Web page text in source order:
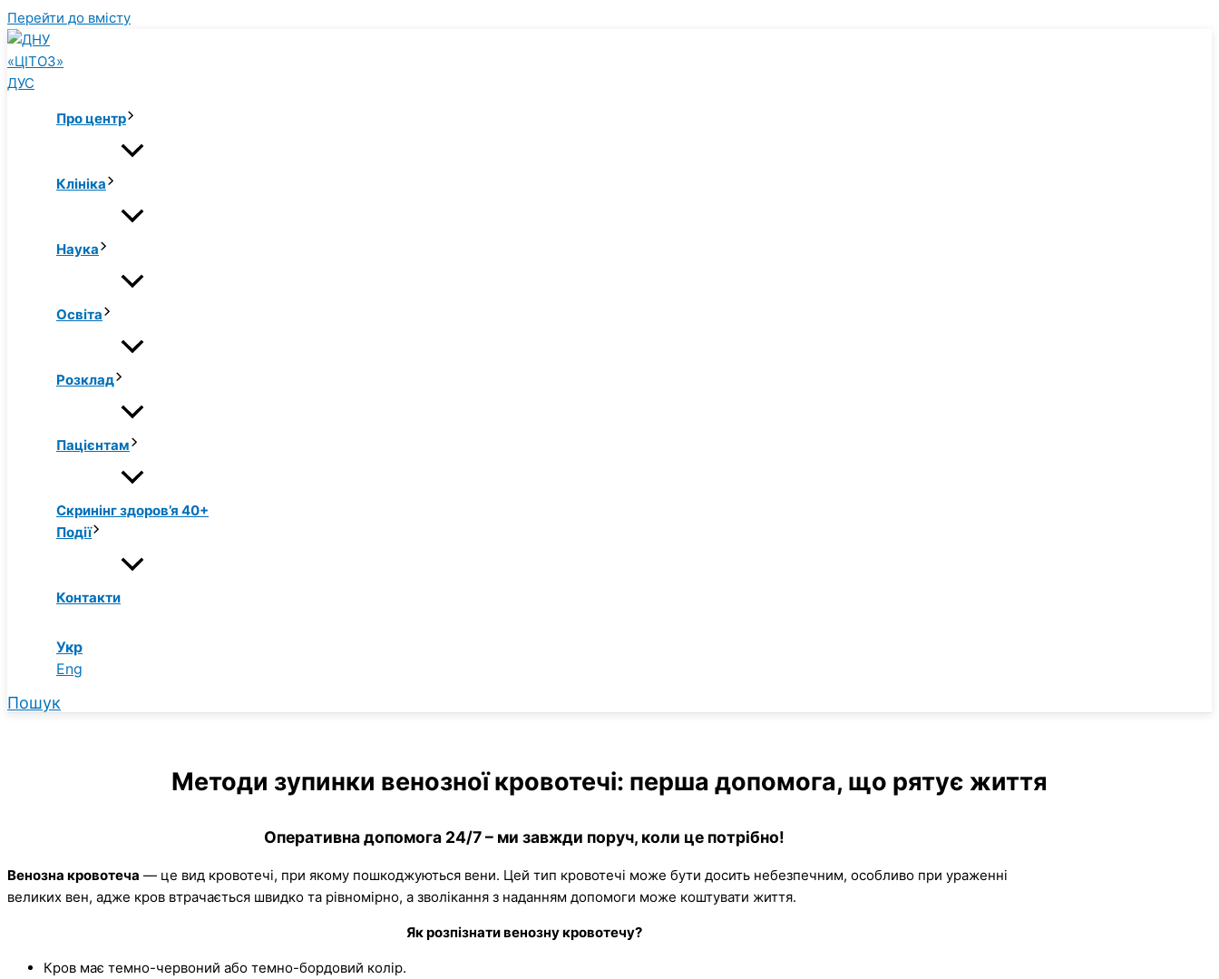
Перейти до вмісту
Про центр
Клініка
Наука
Освіта
Розклад
Пацієнтам
Скринінг здоров’я 40+
Події
Контакти
Укр
Eng
Пошук
Методи зупинки венозної кровотечі: перша допомога, що рятує життя
Оперативна допомога 24/7 – ми завжди поруч, коли це потрібно!
Венозна кровотеча — це вид кровотечі, при якому пошкоджуються вени. Цей тип кровотечі може бути досить небезпечним, особливо при ураженні
великих вен, адже кров втрачається швидко та рівномірно, а зволікання з наданням допомоги може коштувати життя.
Як розпізнати венозну кровотечу?
Кров має темно-червоний або темно-бордовий колір.